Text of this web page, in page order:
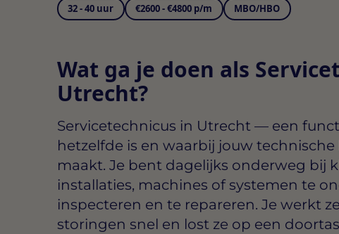
32 - 40 uur €2600 - €4800 p/m MBO/HBO
Wat ga je doen als
Utrecht?
Servicetechnicus in Utrecht — een
hetzelfde is en waarbij jouw
maakt. Je bent dagelijks onderweg bij
installaties, machines of systemen te
inspecteren en te repareren. Je werkt
storingen snel en lost ze op een